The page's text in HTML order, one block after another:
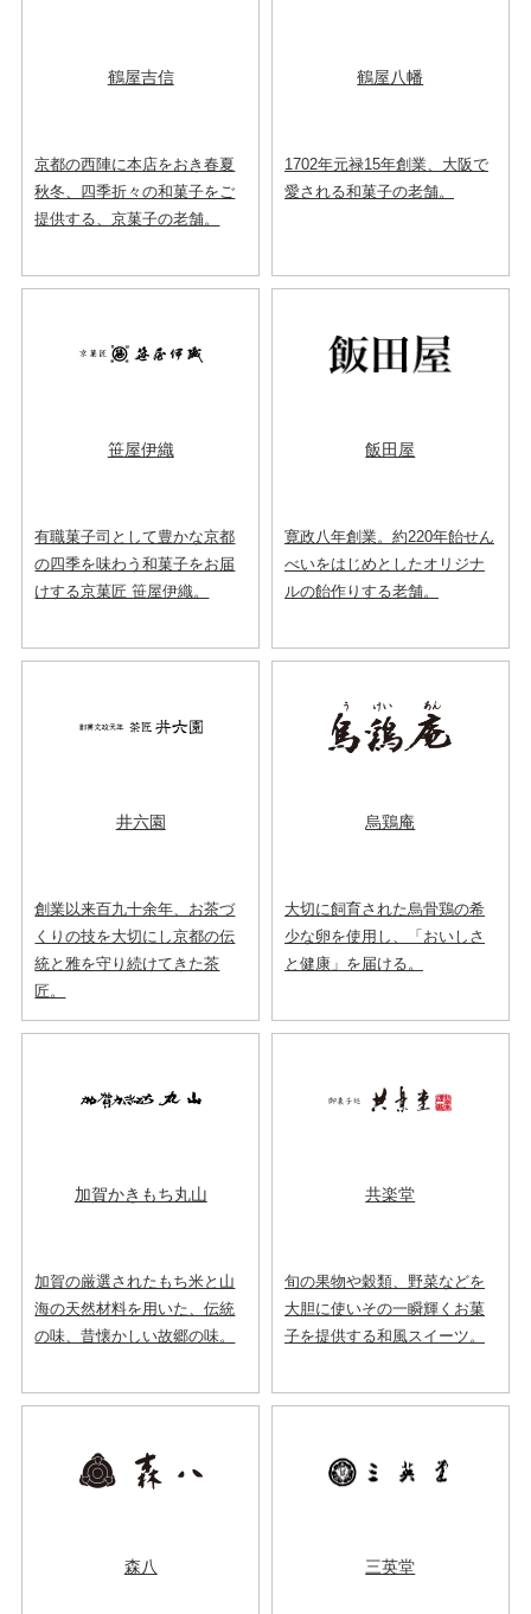
鶴屋吉信
京都の西陣に本店をおき春夏
秋冬、四季折々の和菓子をご
提供する、京菓子の老舗。
鶴屋八幡
1702年元禄15年創業、大阪で
愛される和菓子の老舗。
笹屋伊織
有職菓子司として豊かな京都
の四季を味わう和菓子をお届
けする京菓匠 笹屋伊織。
飯田屋
寛政八年創業。約220年飴せん
べいをはじめとしたオリジナ
ルの飴作りする老舗。
井六園
創業以来百九十余年、お茶づ
くりの技を大切にし京都の伝
統と雅を守り続けてきた茶
匠。
烏鶏庵
大切に飼育された烏骨鶏の希
少な卵を使用し、「おいしさ
と健康」を届ける。
加賀かきもち丸山
加賀の厳選されたもち米と山
海の天然材料を用いた、伝統
の味、昔懐かしい故郷の味。
共楽堂
旬の果物や穀類、野菜などを
大胆に使いその一瞬輝くお菓
子を提供する和風スイーツ。
森八 三英堂